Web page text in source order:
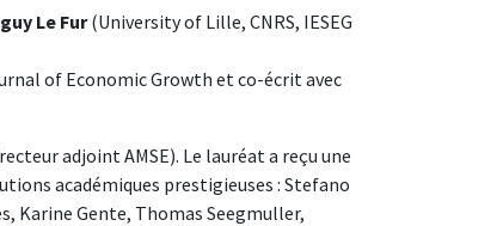
Le Fur(University of Lille, CNRS, IESEG
of Economic Growth et co-écrit avec
adjoint AMSE). Le lauréat a reçu une
académiques prestigieuses : Stefano
Karine Gente, Thomas Seegmuller,